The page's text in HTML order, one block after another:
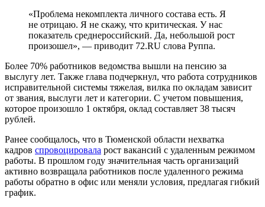
«Проблема некомплекта личного состава есть. Я
не отрицаю. Я не скажу, что критическая. У нас
показатель среднероссийский. Да, небольшой рост
произошел», — приводит 72.RU слова Руппа.
Более 70% работников ведомства вышли на пенсию за
выслугу лет. Также глава подчеркнул, что работа сотрудников
исправительной системы тяжелая, вилка по окладам зависит
от звания, выслуги лет и категории. С учетом повышения,
которое произошло 1 октября, оклад составляет 38 тысяч
рублей.
Ранее сообщалось, что в Тюменской области нехватка
кадров спровоцировала рост вакансий с удаленным режимом
работы. В прошлом году значительная часть организаций
активно возвращала работников после удаленного режима
работы обратно в офис или меняли условия, предлагая гибкий
график.